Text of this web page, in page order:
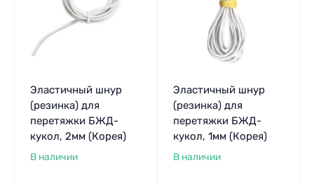
Эластичный шнур
(резинка) для
перетяжки БЖД-
кукол, 2мм (Корея)
В наличии
Эластичный шнур
(резинка) для
перетяжки БЖД-
кукол, 1мм (Корея)
В наличии